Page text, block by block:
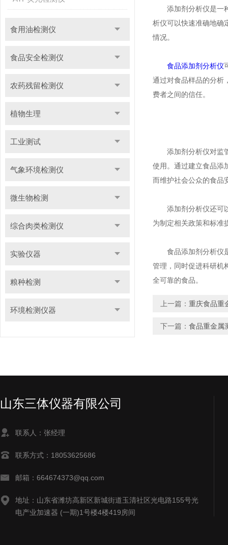
食用油检测仪
食品安全检测仪
农药残留检测仪
植物生理
工业测试
气象环境检测仪
微生物检测
综合肉类检测仪
实验仪器
粮种检测
环境检测仪器
添加剂分析仪是一种
析仪可以快速准确地确
情况。
食品添加剂分析仪
通过对食品样品的分析
费者之间的信任。
添加剂分析仪对监管
使用。通过建立食品添
而维护社会公众的食品
添加剂分析仪还可以
为制定相关政策和标准
食品添加剂分析仪是
管理，同时促进科研机
全可靠的食品。
上一篇： 重庆食品重
下一篇： 食品重金属
山东三体仪器有限公司
联系人：张经理
联系方式：18053625686
邮箱：664674373@qq.com
地址：山东省潍坊高新区新城街道玉清社区光电路155号光
电产业加速器 (一期)1号楼4楼419房间